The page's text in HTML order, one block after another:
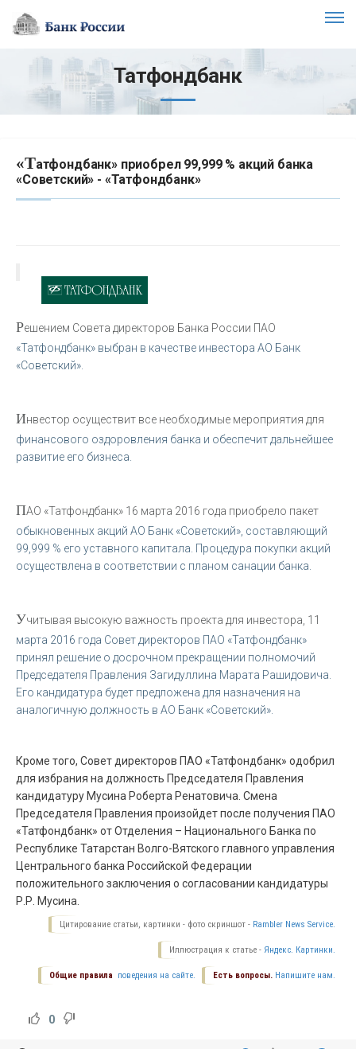
Татфондбанк
«Татфондбанк» приобрел 99,999 % акций банка
«Советский» - «Татфондбанк»
Решением Совета директоров Банка России ПАО
«Татфондбанк» выбран в качестве инвестора АО Банк
«Советский».
Инвестор осуществит все необходимые мероприятия для
финансового оздоровления банка и обеспечит дальнейшее
развитие его бизнеса.
ПАО «Татфондбанк» 16 марта 2016 года приобрело пакет
обыкновенных акций АО Банк «Советский», составляющий
99,999 % его уставного капитала. Процедура покупки акций
осуществлена в соответствии с планом санации банка.
Учитывая высокую важность проекта для инвестора, 11
марта 2016 года Совет директоров ПАО «Татфондбанк»
принял решение о досрочном прекращении полномочий
Председателя Правления Загидуллина Марата Рашидовича.
Его кандидатура будет предложена для назначения на
аналогичную должность в АО Банк «Советский».
Кроме того, Совет директоров ПАО «Татфондбанк» одобрил
для избрания на должность Председателя Правления
кандидатуру Мусина Роберта Ренатовича. Смена
Председателя Правления произойдет после получения ПАО
«Татфондбанк» от Отделения – Национального Банка по
Республике Татарстан Волго-Вятского главного управления
Центрального банка Российской Федерации
положительного заключения о согласовании кандидатуры
Р.Р. Мусина.
Цитирование статьи, картинки - фото скриншот - Rambler News Service.
Иллюстрация к статье - Яндекс. Картинки.
Есть вопросы. Напишите нам.
Общие правила поведения на сайте.
0